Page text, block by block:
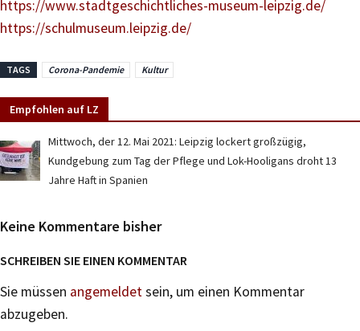
https://www.stadtgeschichtliches-museum-leipzig.de/
https://schulmuseum.leipzig.de/
TAGS Corona-Pandemie Kultur
Empfohlen auf LZ
Mittwoch, der 12. Mai 2021: Leipzig lockert großzügig,
Kundgebung zum Tag der Pflege und Lok-Hooligans droht 13
Jahre Haft in Spanien
Keine Kommentare bisher
SCHREIBEN SIE EINEN KOMMENTAR
Sie müssen angemeldetsein, um einen Kommentar
abzugeben.